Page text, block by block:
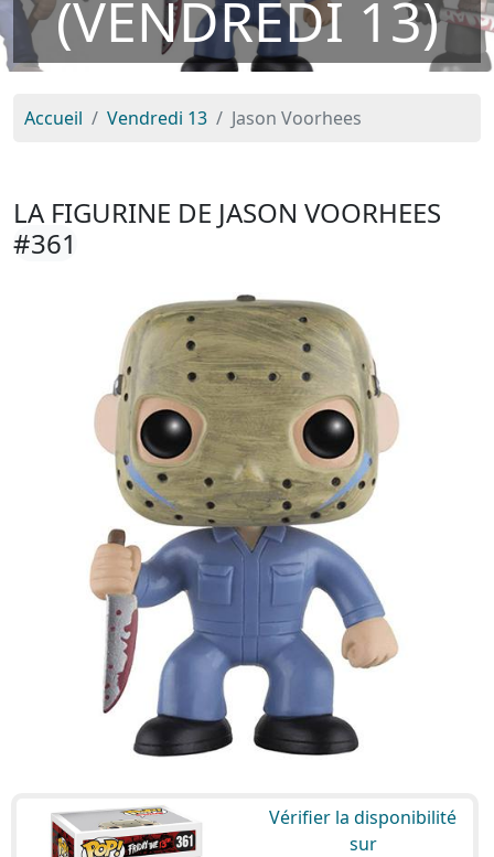
(VENDREDI 13)
Accueil Vendredi 13 Jason Voorhees
LA FIGURINE DE JASON VOORHEES
#361
Vérifier la disponibilité
sur